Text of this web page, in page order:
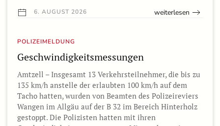
6. AUGUST 2026 weiterlesen
POLIZEIMELDUNG
Geschwindigkeitsmessungen
Amtzell – Insgesamt 13 Verkehrsteilnehmer, die bis zu
135 km/h anstelle der erlaubten 100 km/h auf dem
Tacho hatten, wurden von Beamten des Polizeireviers
Wangen im Allgäu auf der B 32 im Bereich Hinterholz
gestoppt. Die Polizisten hatten mit ihren